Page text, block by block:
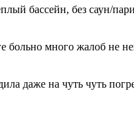
бассейн, без саун/
больно много жалоб не
даже на чуть чуть